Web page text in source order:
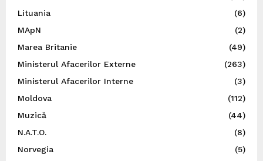
Lituania
(6)
MApN
(2)
Marea Britanie
(49)
Ministerul Afacerilor Externe
(263)
Ministerul Afacerilor Interne
(3)
Moldova
(112)
Muzică
(44)
N.A.T.O.
(8)
Norvegia
(5)